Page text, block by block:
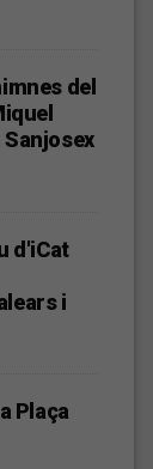
del
d'iCat
i
Plaça